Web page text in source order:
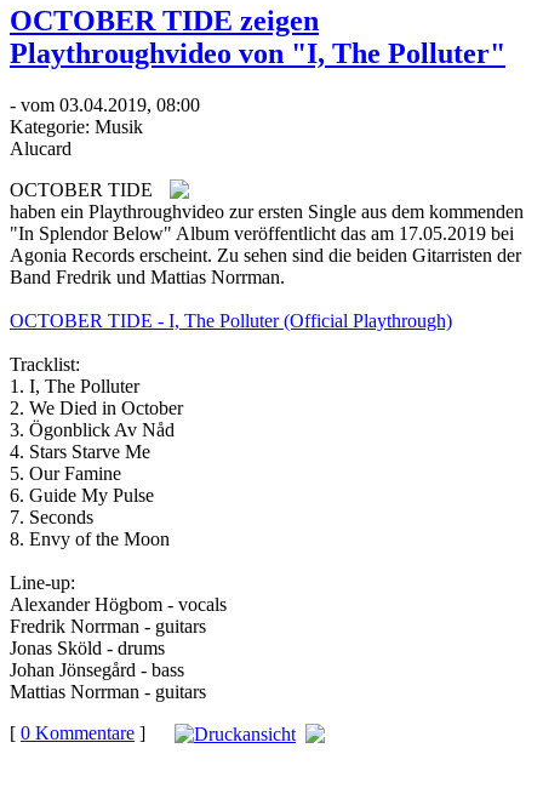
OCTOBER TIDE zeigen
Playthroughvideo von "I, The Polluter"
- vom 03.04.2019, 08:00
Kategorie: Musik
Alucard
OCTOBER TIDE
haben ein Playthroughvideo zur ersten Single aus dem kommenden
"In Splendor Below" Album veröffentlicht das am 17.05.2019 bei
Agonia Records erscheint. Zu sehen sind die beiden Gitarristen der
Band Fredrik und Mattias Norrman.
OCTOBER TIDE - I, The Polluter (Official Playthrough)
Tracklist:
1. I, The Polluter
2. We Died in October
3. Ögonblick Av Nåd
4. Stars Starve Me
5. Our Famine
6. Guide My Pulse
7. Seconds
8. Envy of the Moon
Line-up:
Alexander Högbom - vocals
Fredrik Norrman - guitars
Jonas Sköld - drums
Johan Jönsegård - bass
Mattias Norrman - guitars
[ 0 Kommentare ]